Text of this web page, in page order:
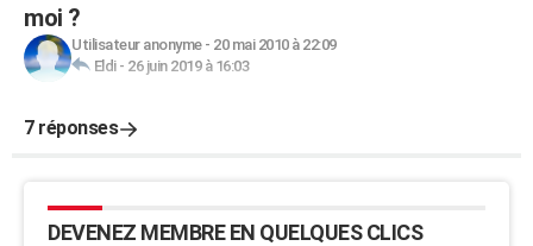
moi ?
Utilisateur anonyme- 20 mai 2010 à 22:09
Eldi- 26 juin 2019 à 16:03
7 réponses
DEVENEZ MEMBRE EN QUELQUES CLICS